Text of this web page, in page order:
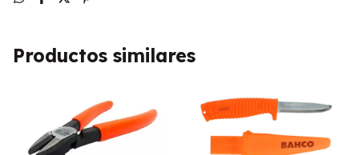
Productos similares